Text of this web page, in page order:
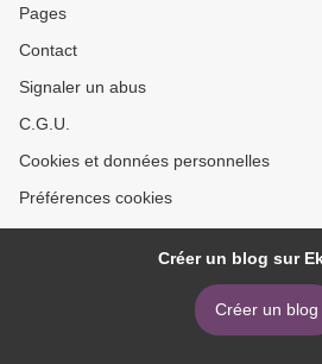
Pages
Contact
Signaler un abus
C.G.U.
Cookies et données personnelles
Préférences cookies
Créer un blog sur
Créer un blog